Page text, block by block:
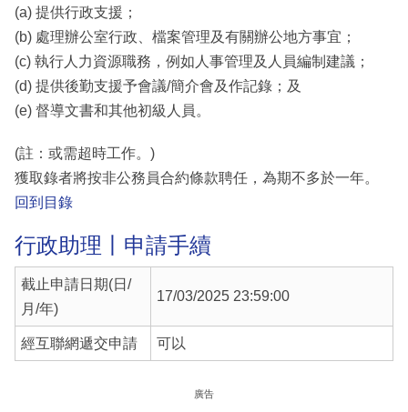
(a) 提供行政支援；
(b) 處理辦公室行政、檔案管理及有關辦公地方事宜；
(c) 執行人力資源職務，例如人事管理及人員編制建議；
(d) 提供後勤支援予會議/簡介會及作記錄；及
(e) 督導文書和其他初級人員。
(註：或需超時工作。)
獲取錄者將按非公務員合約條款聘任，為期不多於一年。
回到目錄
行政助理丨申請手續
截止申請日期(日/
月/年)
17/03/2025 23:59:00
經互聯網遞交申請 可以
廣告